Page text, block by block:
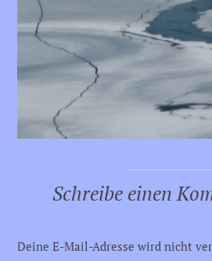
Schreibe einen
Deine E-Mail-Adresse wird nicht